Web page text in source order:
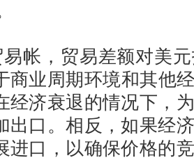
，贸易差额对美元
商业周期环境和其他
经济衰退的情况下，
出口。相反，如果经
进口，以确保价格的